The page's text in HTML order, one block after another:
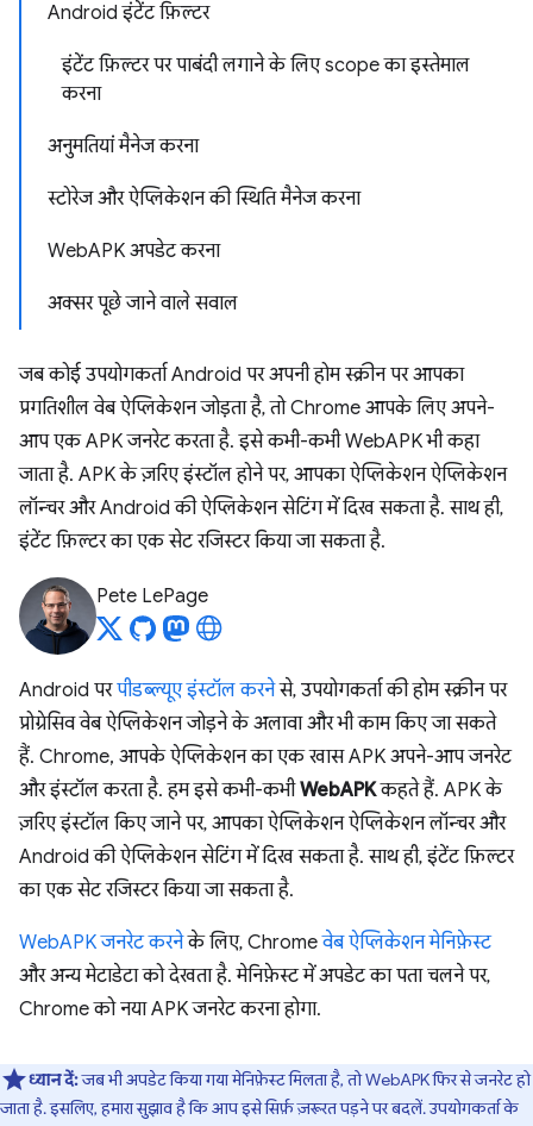
Android इंटेंट फ़िल्टर
इंटेंट फ़िल्टर पर पाबंदी लगाने के लिए scope का इस्तेमाल
करना
अनुमतियां मैनेज करना
स्टोरेज और ऐप्लिकेशन की स्थिति मैनेज करना
WebAPK अपडेट करना
अक्सर पूछे जाने वाले सवाल
जब कोई उपयोगकर्ता Android पर अपनी होम स्क्रीन पर आपका
प्रगतिशील वेब ऐप्लिकेशन जोड़ता है, तो Chrome आपके लिए अपने-
आप एक APK जनरेट करता है. इसे कभी-कभी WebAPK भी कहा
जाता है. APK के ज़रिए इंस्टॉल होने पर, आपका ऐप्लिकेशन ऐप्लिकेशन
लॉन्चर और Android की ऐप्लिकेशन सेटिंग में दिख सकता है. साथ ही,
इंटेंट फ़िल्टर का एक सेट रजिस्टर किया जा सकता है.
Pete LePage
Android परपीडब्ल्यूए इंस्टॉल करनेसे, उपयोगकर्ता की होम स्क्रीन पर
प्रोग्रेसिव वेब ऐप्लिकेशन जोड़ने के अलावा और भी काम किए जा सकते
हैं. Chrome, आपके ऐप्लिकेशन का एक खास APK अपने-आप जनरेट
और इंस्टॉल करता है. हम इसे कभी-कभीWebAPKकहते हैं. APK के
ज़रिए इंस्टॉल किए जाने पर, आपका ऐप्लिकेशन ऐप्लिकेशन लॉन्चर और
Android की ऐप्लिकेशन सेटिंग में दिख सकता है. साथ ही, इंटेंट फ़िल्टर
का एक सेट रजिस्टर किया जा सकता है.
WebAPK जनरेट करनेके लिए, Chromeवेब ऐप्लिकेशन मेनिफ़ेस्ट
और अन्य मेटाडेटा को देखता है. मेनिफ़ेस्ट में अपडेट का पता चलने पर,
Chrome को नया APK जनरेट करना होगा.
ध्यान दें:जब भी अपडेट किया गया मेनिफ़ेस्ट मिलता है, तो WebAPK फिर से जनरेट हो
जाता है. इसलिए, हमारा सुझाव है कि आप इसे सिर्फ़ ज़रूरत पड़ने पर बदलें. उपयोगकर्ता के